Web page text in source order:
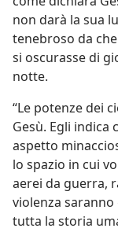
non darà la sua
tenebroso da
si oscurasse di
notte.
“Le potenze dei
Gesù. Egli indica
aspetto
lo spazio in cui
aerei da guerra,
violenza saranno
tutta la storia